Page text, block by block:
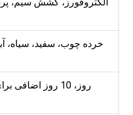
خرده چوب، سفید، سیاه،